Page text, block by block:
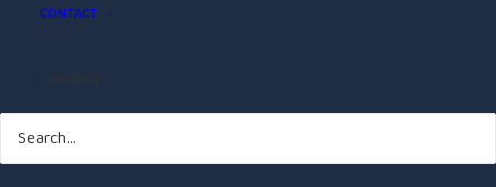
CONTACT